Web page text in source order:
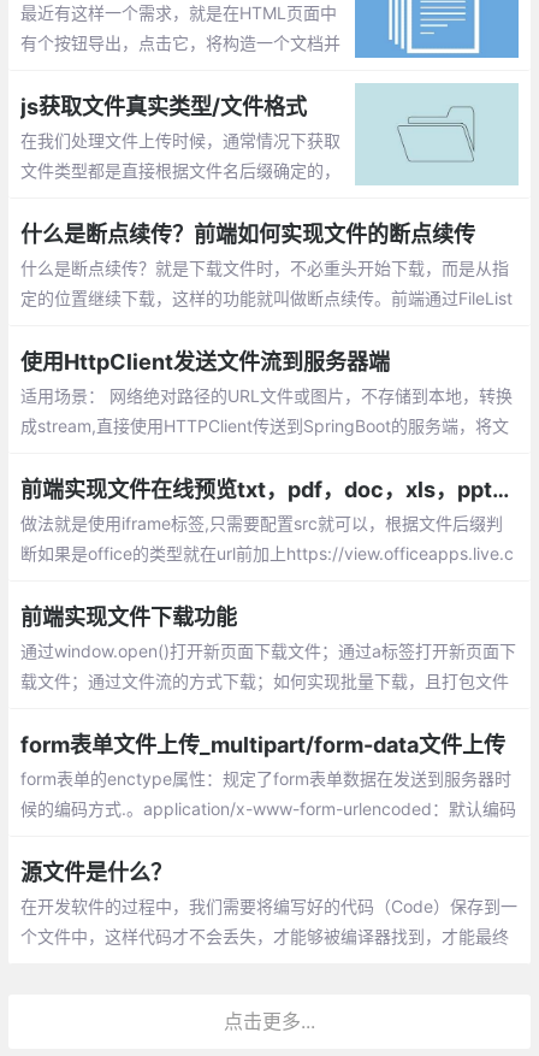
最近有这样一个需求，就是在HTML页面中
有个按钮导出，点击它，将构造一个文档并
点击它，从本地文件系统中读取一个文件并
对内容进行分析。
js获取文件真实类型/文件格式
在我们处理文件上传时候，通常情况下获取
文件类型都是直接根据文件名后缀确定的，
上传的是图片文件，如果客户端将一个exe
文件改为gif后缀的文件，它照样可以上传上
去。
什么是断点续传？前端如何实现文件的断点续传
什么是断点续传？就是下载文件时，不必重头开始下载，而是从指
定的位置继续下载，这样的功能就叫做断点续传。前端通过FileList
一段一段地传给后端，后端再按顺序一段段将文件进行拼接。
使用HttpClient发送文件流到服务器端
适用场景： 网络绝对路径的URL文件或图片，不存储到本地，转换
成stream,直接使用HTTPClient传送到SpringBoot的服务端，将文
这种需求，所以记录下来以备不时之需。
前端实现文件在线预览txt，pdf，doc，xls，ppt几种格式
做法就是使用iframe标签,只需要配置src就可以，根据文件后缀判
断如果是office的类型就在url前加上https://view.officeapps.live.c
前端实现文件下载功能
通过window.open()打开新页面下载文件；通过a标签打开新页面下
载文件；通过文件流的方式下载；如何实现批量下载，且打包文件
form表单文件上传_multipart/form-data文件上传
form表单的enctype属性：规定了form表单数据在发送到服务器时
候的编码方式.。application/x-www-form-urlencoded：默认编码
片、mp3、文件，text/plain：纯文本的传输。空格转换为“+”，但
不支持特殊字符编码。
源文件是什么？
在开发软件的过程中，我们需要将编写好的代码（Code）保存到一
个文件中，这样代码才不会丢失，才能够被编译器找到，才能最终
点击更多...